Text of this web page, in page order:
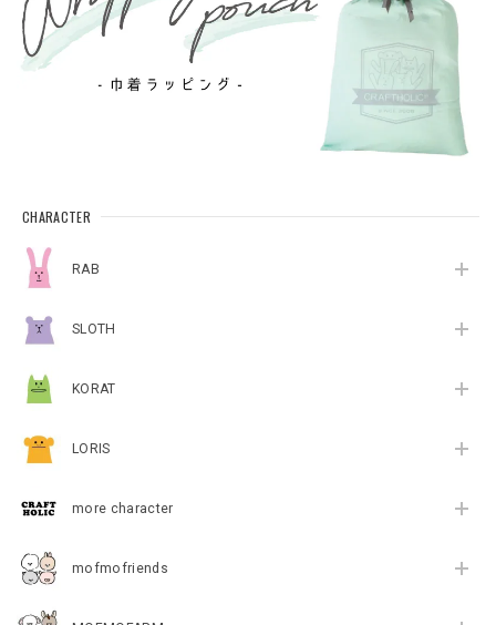
CHARACTER
RAB
SLOTH
KORAT
LORIS
more character
mofmofriends